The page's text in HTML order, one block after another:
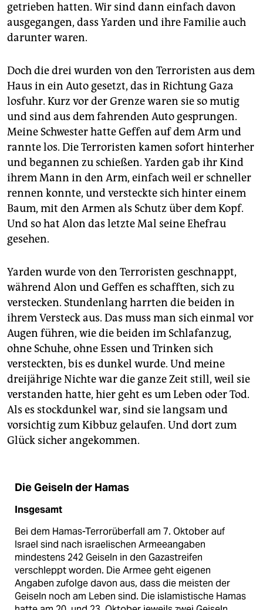
getrieben hatten. Wir sind dann einfach davon
ausgegangen, dass Yarden und ihre Familie auch
darunter waren.
Doch die drei wurden von den Terroristen aus dem
Haus in ein Auto gesetzt, das in Richtung Gaza
losfuhr. Kurz vor der Grenze waren sie so mutig
und sind aus dem fahrenden Auto gesprungen.
Meine Schwester hatte Geffen auf dem Arm und
rannte los. Die Terroristen kamen sofort hinterher
und begannen zu schießen. Yarden gab ihr Kind
ihrem Mann in den Arm, einfach weil er schneller
rennen konnte, und versteckte sich hinter einem
Baum, mit den Armen als Schutz über dem Kopf.
Und so hat Alon das letzte Mal seine Ehefrau
gesehen.
Yarden wurde von den Terroristen geschnappt,
während Alon und Geffen es schafften, sich zu
verstecken. Stundenlang harrten die beiden in
ihrem Versteck aus. Das muss man sich einmal vor
Augen führen, wie die beiden im Schlafanzug,
ohne Schuhe, ohne Essen und Trinken sich
versteckten, bis es dunkel wurde. Und meine
dreijährige Nichte war die ganze Zeit still, weil sie
verstanden hatte, hier geht es um Leben oder Tod.
Als es stockdunkel war, sind sie langsam und
vorsichtig zum Kibbuz gelaufen. Und dort zum
Glück sicher angekommen.
Die Geiseln der Hamas
Insgesamt
Bei dem Hamas-Terrorüberfall am 7. Oktober auf
Israel sind nach israelischen Armeeangaben
mindestens 242 Geiseln in den Gazastreifen
verschleppt worden. Die Armee geht eigenen
Angaben zufolge davon aus, dass die meisten der
Geiseln noch am Leben sind. Die islamistische Hamas